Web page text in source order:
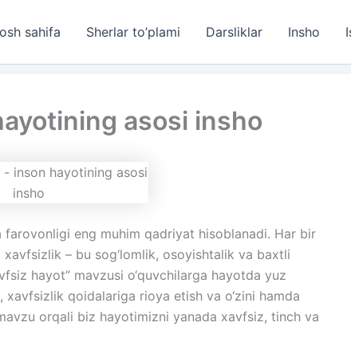
sahifa Sherlar to’plami Darsliklar Insho
asosi insho
eng muhim qadriyat hisoblanadi. Har bir
– bu sog‘lomlik, osoyishtalik va baxtli
hayot” mavzusi o‘quvchilarga hayotda yuz
qoidalariga rioya etish va o‘zini hamda
orqali biz hayotimizni yanada xavfsiz, tinch va